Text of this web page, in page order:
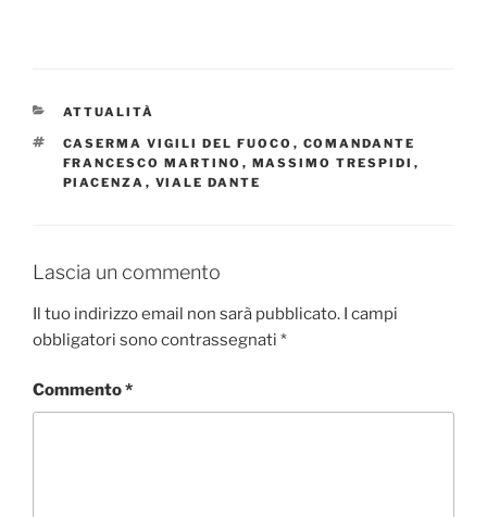
CATEGORIE
ATTUALITÀ
TAG
CASERMA VIGILI DEL FUOCO , COMANDANTE
FRANCESCO MARTINO , MASSIMO TRESPIDI ,
PIACENZA , VIALE DANTE
Lascia un commento
Il tuo indirizzo email non sarà pubblicato. I campi
obbligatori sono contrassegnati *
Commento*